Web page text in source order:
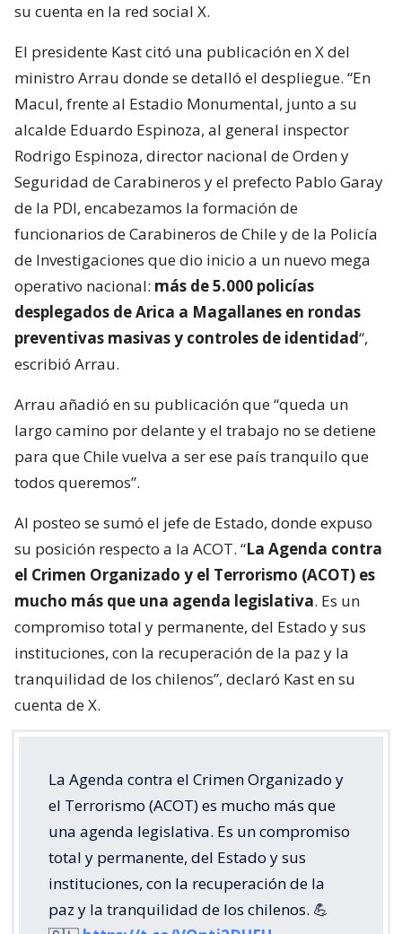
su cuenta en la red social X.
El presidente Kast citó una publicación en X del
ministro Arrau donde se detalló el despliegue. “En
Macul, frente al Estadio Monumental, junto a su
alcalde Eduardo Espinoza, al general inspector
Rodrigo Espinoza, director nacional de Orden y
Seguridad de Carabineros y el prefecto Pablo Garay
de la PDI, encabezamos la formación de
funcionarios de Carabineros de Chile y de la Policía
de Investigaciones que dio inicio a un nuevo mega
operativo nacional: más de 5.000 policías
desplegados de Arica a Magallanes en rondas
preventivas masivas y controles de identidad“,
escribió Arrau.
Arrau añadió en su publicación que “queda un
largo camino por delante y el trabajo no se detiene
para que Chile vuelva a ser ese país tranquilo que
todos queremos”.
Al posteo se sumó el jefe de Estado, donde expuso
su posición respecto a la ACOT. “La Agenda contra
el Crimen Organizado y el Terrorismo (ACOT) es
mucho más que una agenda legislativa. Es un
compromiso total y permanente, del Estado y sus
instituciones, con la recuperación de la paz y la
tranquilidad de los chilenos”, declaró Kast en su
cuenta de X.
La Agenda contra el Crimen Organizado y
el Terrorismo (ACOT) es mucho más que
una agenda legislativa. Es un compromiso
total y permanente, del Estado y sus
instituciones, con la recuperación de la
paz y la tranquilidad de los chilenos. 💪